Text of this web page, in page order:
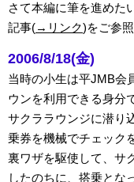
さて本編に筆を進めた
記事(→リンク)をご参
2006/8/18(金)
当時の小生は平JMB会
ウンを利用できる身分
サクララウンジに潜り
乗券を機械でチェック
裏ワザを駆使して、サ
したのちに、搭乗とな